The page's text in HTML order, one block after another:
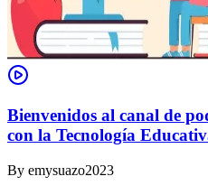
Bienvenidos al canal de
con la Tecnología
By emysuazo2023